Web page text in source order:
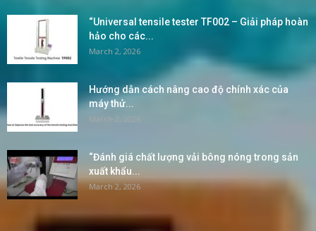
“Universal tensile tester TF002 – Giải pháp hoàn
hảo cho các...
March 2, 2026
Hướng dẫn cách nâng cao độ chính xác của
máy thử...
March 2, 2026
“Đánh giá chất lượng vải bông nóng trong sản
xuất khẩu...
March 2, 2026